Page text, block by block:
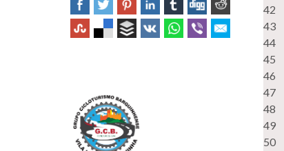
42
43
44
45
46
47
48
49
50